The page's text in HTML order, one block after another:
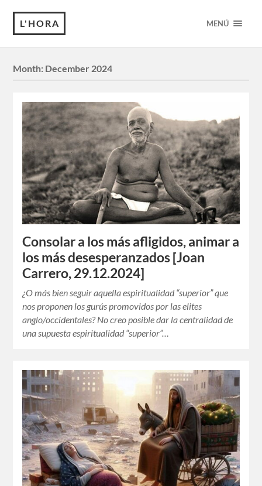
L'HORA MENÚ
Month: December 2024
Consolar a los más afligidos, animar a
los más desesperanzados [Joan
Carrero, 29.12.2024]
¿O más bien seguir aquella espiritualidad “superior” que
nos proponen los gurús promovidos por las elites
anglo/occidentales? No creo posible dar la centralidad de
una supuesta espiritualidad “superior”…